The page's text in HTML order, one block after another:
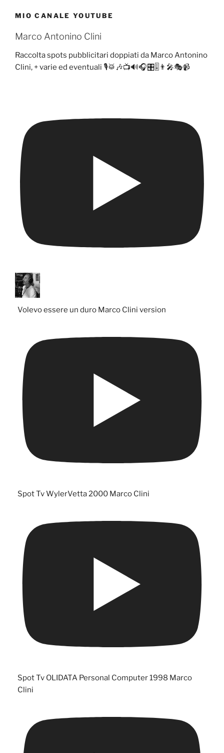
MIO CANALE YOUTUBE
Marco Antonino Clini
Raccolta spots pubblicitari doppiati da Marco Antonino
Clini, + varie ed eventuali 🎙️🥁🎶📺🔊🎧🎛️🎚️👨‍🎤🎭📹
Volevo essere un duro Marco Clini version
Spot Tv WylerVetta 2000 Marco Clini
Spot Tv OLIDATA Personal Computer 1998 Marco
Clini